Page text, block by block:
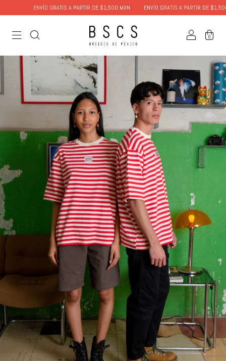
ENVÍO GRATIS A PARTIR DE $1,500 MXN ENVÍO GRATIS A PARTIR DE $1,500 MXN
0